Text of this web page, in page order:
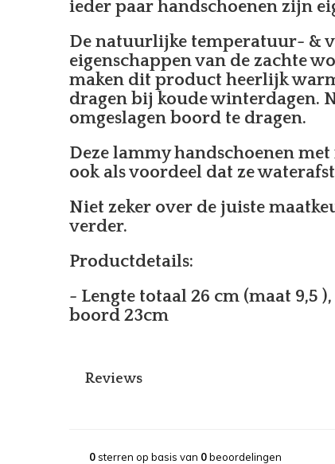
ieder paar handschoenen zijn
De natuurlijke temperatuur- &
eigenschappen van de zachte
maken dit product heerlijk
dragen bij koude winterdagen.
omgeslagen boord te dragen.
Deze lammy handschoenen
ook als voordeel dat ze
Niet zeker over de juiste
verder.
Productdetails:
- Lengte totaal 26 cm (maat 9,5
boord 23cm
Reviews
0sterren op basis van 0beoordelingen